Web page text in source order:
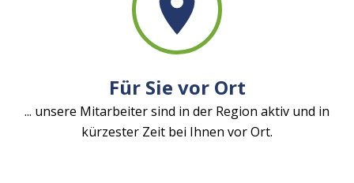
Für Sie vor Ort
... unsere Mitarbeiter sind in der Region aktiv und in
kürzester Zeit bei Ihnen vor Ort.